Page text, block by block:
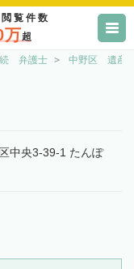
覧件数
万超
弁護士 中野区 遺産
中央3-39-1 たんぽ